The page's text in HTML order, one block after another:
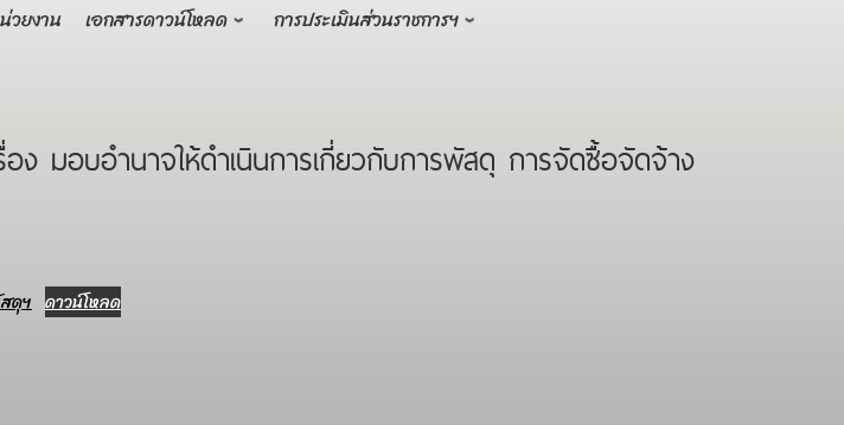
ยงาน เอกสารดาวน์โหลด
การประเมินส่วนราชการฯ
บอำนาจให้ดำเนินการเกี่ยวกับการพัสดุ การจัดซื้อจัดจ้าง
ดุฯ ดาวน์โหลด